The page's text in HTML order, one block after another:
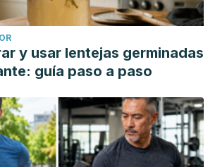
y usar lentejas germinadas
guía paso a paso